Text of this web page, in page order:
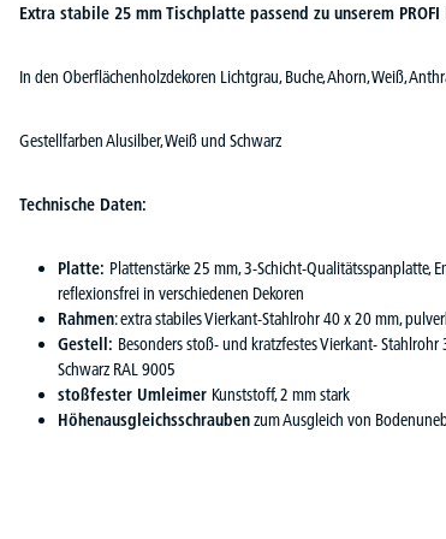
Extra stabile 25 mm Tischplatte passend zu unserem
In den Oberflächenholzdekoren Lichtgrau, Buche, Ahorn, Weiß,
Gestellfarben Alusilber, Weiß und Schwarz
Technische Daten:
Platte: Plattenstärke 25 mm, 3-Schicht-Qualitätsspanplatte,
reflexionsfrei in verschiedenen Dekoren
Rahmen: extra stabiles Vierkant-Stahlrohr 40 x 20 mm,
Gestell: Besonders stoß- und kratzfestes Vierkant-
Schwarz RAL 9005
stoßfester Umleimer Kunststoff, 2 mm stark
Höhenausgleichsschraubenzum Ausgleich von